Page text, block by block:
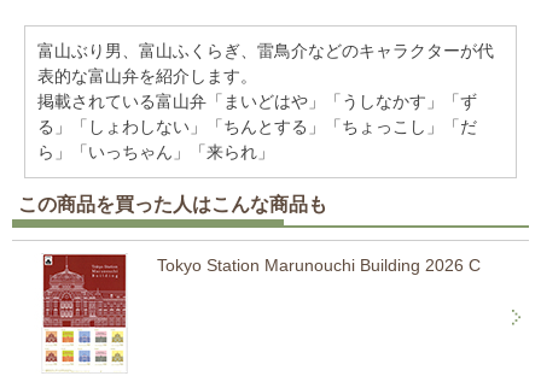
富山ぶり男、富山ふくらぎ、雷鳥介などのキャラクターが代
表的な富山弁を紹介します。
掲載されている富山弁「まいどはや」「うしなかす」「ず
る」「しょわしない」「ちんとする」「ちょっこし」「だ
ら」「いっちゃん」「来られ」
この商品を買った人はこんな商品も
Tokyo Station Marunouchi Building 2026 C